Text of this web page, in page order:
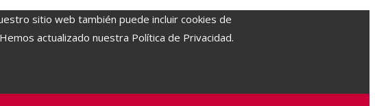
sitio web también puede incluir cookies de
actualizado nuestra Política de Privacidad.